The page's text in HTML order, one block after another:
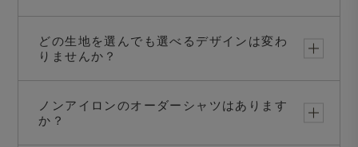
どの生地を選んでも選べるデザインは変わ
りませんか？
ノンアイロンのオーダーシャツはあります
か？